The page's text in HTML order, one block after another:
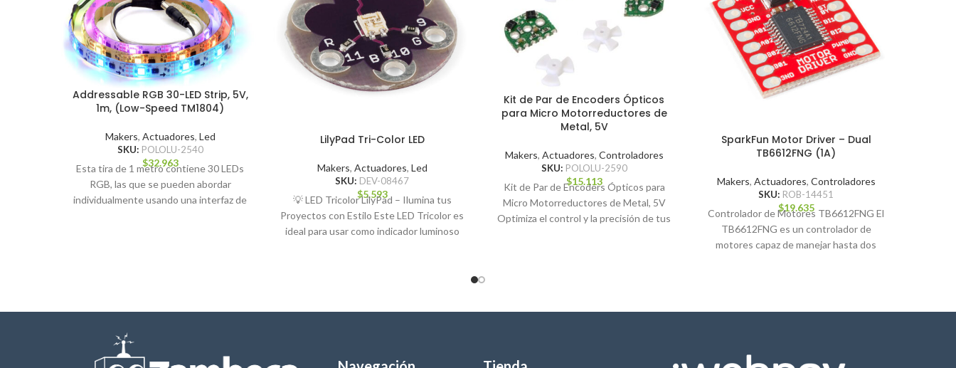
Addressable RGB 30-LED Strip, 5V,
1m, (Low-Speed TM1804)
Makers, Actuadores, Led
SKU: POLOLU-2540
$32.963
Esta tira de 1 metro contiene 30 LEDs
RGB, las que se pueden abordar
individualmente usando una interfaz de
LilyPad Tri-Color LED
Makers, Actuadores, Led
SKU: DEV-08467
$5.593
💡 LED Tricolor LilyPad – Ilumina tus
Proyectos con Estilo Este LED Tricolor es
ideal para usar como indicador luminoso
Kit de Par de Encoders Ópticos
para Micro Motorreductores de
Metal, 5V
Makers, Actuadores, Controladores
SKU: POLOLU-2590
$15.113
Kit de Par de Encoders Ópticos para
Micro Motorreductores de Metal, 5V
Optimiza el control y la precisión de tus
SparkFun Motor Driver – Dual
TB6612FNG (1A)
Makers, Actuadores, Controladores
SKU: ROB-14451
$19.635
Controlador de Motores TB6612FNG El
TB6612FNG es un controlador de
motores capaz de manejar hasta dos